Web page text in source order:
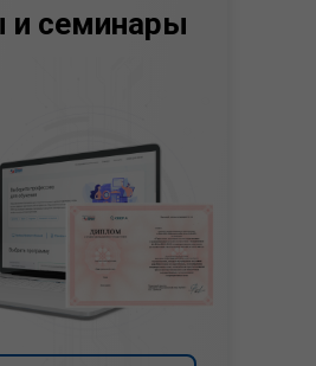
и семинары